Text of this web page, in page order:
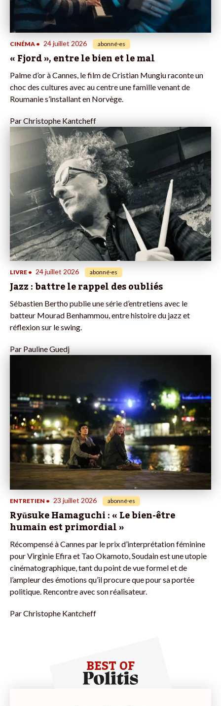
CINÉMA • 24 juillet 2026 abonné·es
« Fjord », entre le bien et le mal
Palme d’or à Cannes, le film de Cristian Mungiu raconte un
choc des cultures avec au centre une famille venant de
Roumanie s’installant en Norvège.
ParChristophe Kantcheff
LIVRE • 24 juillet 2026 abonné·es
Jazz : battre le rappel des oubliés
Sébastien Bertho publie une série d’entretiens avec le
batteur Mourad Benhammou, entre histoire du jazz et
réflexion sur le swing.
Par Pauline Guedj
ENTRETIEN • 23 juillet 2026 abonné·es
Ryūsuke Hamaguchi : « Le bien-être
humain est primordial »
Récompensé à Cannes par le prix d’interprétation féminine
pour Virginie Efira et Tao Okamoto, Soudain est une utopie
cinématographique, tant du point de vue formel et de
l’ampleur des émotions qu’il procure que pour sa portée
politique. Rencontre avec son réalisateur.
ParChristophe Kantcheff
BEST OF